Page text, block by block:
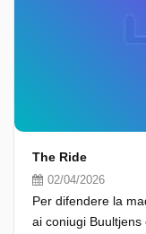
The Ride
02/04/2026
Per difendere la
ai coniugi